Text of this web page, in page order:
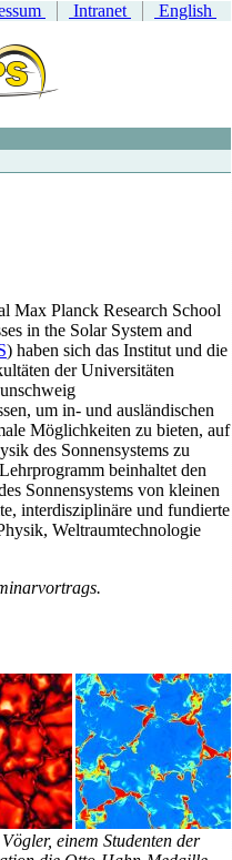
Intranet English
Max Planck Research School
in the Solar System and
) haben sich das Institut und die
der Universitäten
um in- und ausländischen
Möglichkeiten zu bieten, auf
des Sonnensystems zu
beinhaltet den
Sonnensystems von kleinen
interdisziplinäre und fundierte
Weltraumtechnologie
einem Studenten der